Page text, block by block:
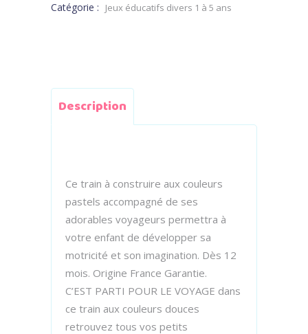
Catégorie : Jeux éducatifs divers 1 à 5 ans
Description
Ce train à construire aux couleurs
pastels accompagné de ses
adorables voyageurs permettra à
votre enfant de développer sa
motricité et son imagination. Dès 12
mois. Origine France Garantie.
C’EST PARTI POUR LE VOYAGE dans
ce train aux couleurs douces
retrouvez tous vos petits